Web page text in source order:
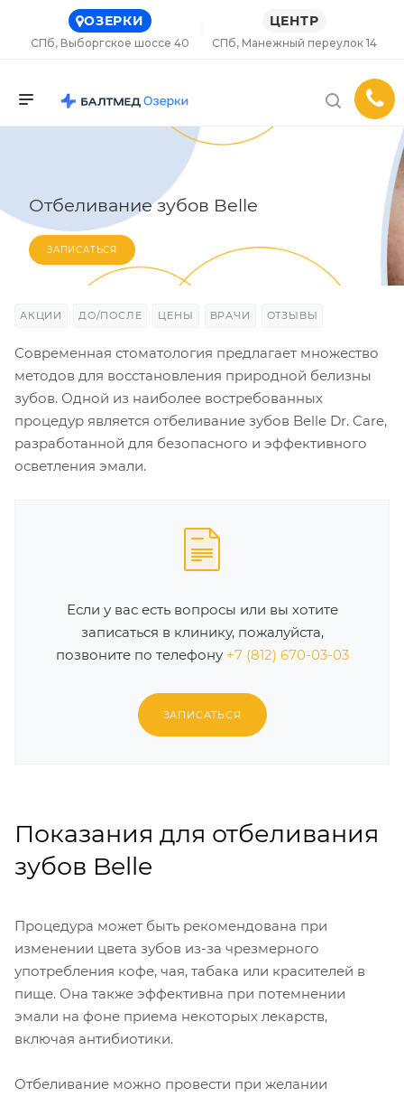
ОЗЕРКИ
СПб, Выборгское шоссе 40
ЦЕНТР
СПб, Манежный переулок 14
Отбеливание зубов Belle
ЗАПИСАТЬСЯ
АКЦИИ ДО/ПОСЛЕ ЦЕНЫ ВРАЧИ ОТЗЫВЫ
Современная стоматология предлагает множество
методов для восстановления природной белизны
зубов. Одной из наиболее востребованных
процедур является отбеливание зубов Belle Dr. Care,
разработанной для безопасного и эффективного
осветления эмали.
Если у вас есть вопросы или вы хотите
записаться в клинику, пожалуйста,
позвоните по телефону +7 (812) 670-03-03
ЗАПИСАТЬСЯ
Показания для отбеливания
зубов Belle
Процедура может быть рекомендована при
изменении цвета зубов из-за чрезмерного
употребления кофе, чая, табака или красителей в
пище. Она также эффективна при потемнении
эмали на фоне приема некоторых лекарств,
включая антибиотики.
Отбеливание можно провести при желании